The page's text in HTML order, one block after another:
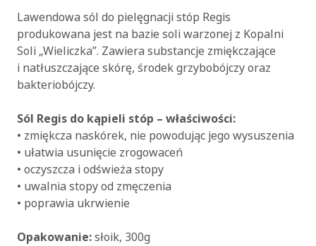
Lawendowa sól do pielęgnacji stóp Regis
produkowana jest na bazie soli warzonej z Kopalni
Soli „Wieliczka”. Zawiera substancje zmiękczające
i natłuszczające skórę, środek grzybobójczy oraz
bakteriobójczy.
Sól Regis do kąpieli stóp – właściwości:
• zmiękcza naskórek, nie powodując jego wysuszenia
• ułatwia usunięcie zrogowaceń
• oczyszcza i odświeża stopy
• uwalnia stopy od zmęczenia
• poprawia ukrwienie
Opakowanie:słoik, 300g